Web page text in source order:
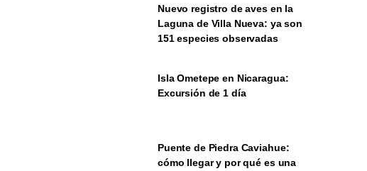
Nuevo registro de aves en la
Laguna de Villa Nueva: ya son
151 especies observadas
Isla Ometepe en Nicaragua:
Excursión de 1 día
Puente de Piedra Caviahue:
cómo llegar y por qué es una